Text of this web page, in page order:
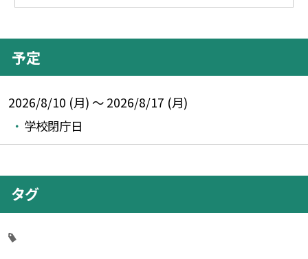
予定
2026/8/10 (月) ～ 2026/8/17 (月)
学校閉庁日
タグ